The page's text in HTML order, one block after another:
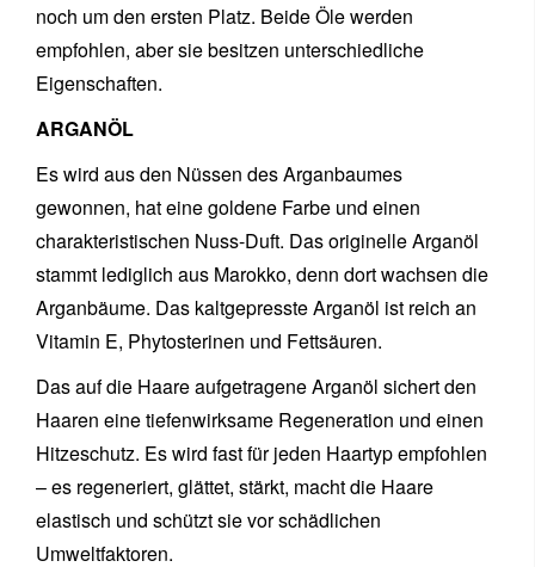
noch um den ersten Platz. Beide Öle werden
empfohlen, aber sie besitzen unterschiedliche
Eigenschaften.
ARGANÖL
Es wird aus den Nüssen des Arganbaumes
gewonnen, hat eine goldene Farbe und einen
charakteristischen Nuss-Duft. Das originelle Arganöl
stammt lediglich aus Marokko, denn dort wachsen die
Arganbäume. Das kaltgepresste Arganöl ist reich an
Vitamin E, Phytosterinen und Fettsäuren.
Das auf die Haare aufgetragene Arganöl sichert den
Haaren eine tiefenwirksame Regeneration und einen
Hitzeschutz. Es wird fast für jeden Haartyp empfohlen
– es regeneriert, glättet, stärkt, macht die Haare
elastisch und schützt sie vor schädlichen
Umweltfaktoren.